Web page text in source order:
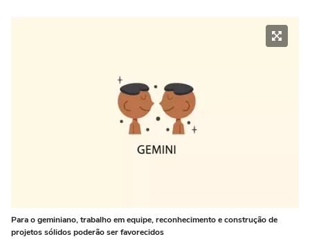
Para o geminiano, trabalho em equipe, reconhecimento e construção de
projetos sólidos poderão ser favorecidos